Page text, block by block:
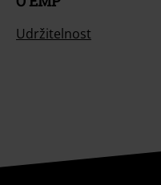
Udržitelnost